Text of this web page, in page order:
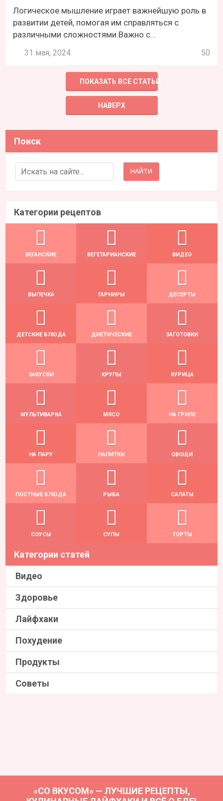
Логическое мышление играет важнейшую роль в
развитии детей, помогая им справляться с
различными сложностями.Важно с...
31 мая, 2024 50
ПОКАЗАТЬ ВСЕ СТАТЬИ
НАВЕРХ
Поиск
Search for:
Категории рецептов
ВЕГАНСКИЕ ВЕГЕТАРИАНСКИЕ ВИДЕО
ВЫПЕЧКА ГАРНИРЫ ДЕСЕРТЫ
ДЕТСКИЕ БЛЮДА ДИЕТИЧЕСКИЕ ЗАГОТОВКИ
ЗАКУСКИ КРУПЫ КУРИЦА
МУЛЬТИВАРКА МЯСО НА ГРИЛЕ
НА ПАРУ НАПИТКИ ОВОЩИ
ПОСТНЫЕ БЛЮДА РЫБА САЛАТЫ
СОУСЫ СУПЫ ТОРТЫ
Категории статей
Видео
Здоровье
Лайфхаки
Похудение
Продукты
Советы
«СО ВКУСОМ» — ЛУЧШИЕ РЕЦЕПТЫ,